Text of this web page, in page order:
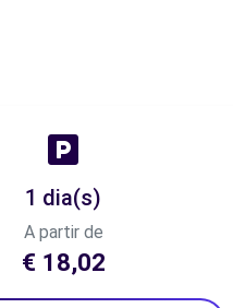
1 dia(s)
A partir de
€ 18,02